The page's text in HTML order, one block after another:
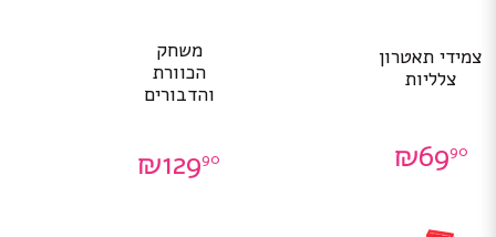
צמידי תאטרון
צלליות
₪6990
משחק
הכוורת
והדבורים
₪12990